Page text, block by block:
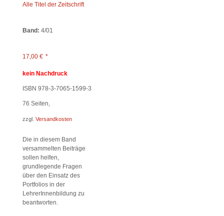
Alle Titel der Zeitschrift
Band: 4/01
17,00 € *
kein Nachdruck
ISBN 978-3-7065-1599-3
76 Seiten,
zzgl. Versandkosten
Die in diesem Band
versammelten Beiträge
sollen helfen,
grundlegende Fragen
über den Einsatz des
Portfolios in der
LehrerInnenbildung zu
beantworten.